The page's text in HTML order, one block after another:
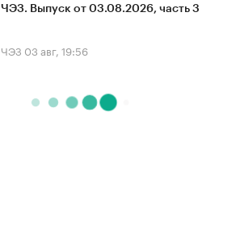
ЧЭЗ. Выпуск от 03.08.2026, часть 3
ЧЭЗ 03 авг, 19:56